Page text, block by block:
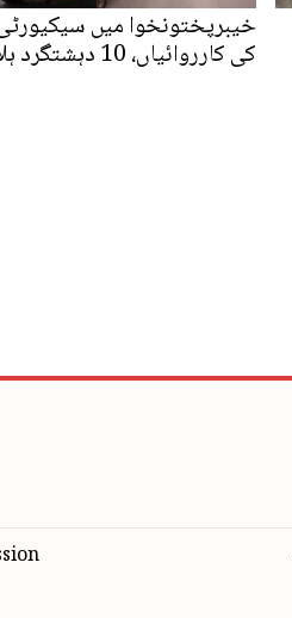
خیبرپختونخوا میں
کی کارروائیاں، 10 دہشتگرد ہلاک